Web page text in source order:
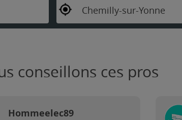
Chemilly-sur-Yonne
conseillons ces pros
Hommeelec89